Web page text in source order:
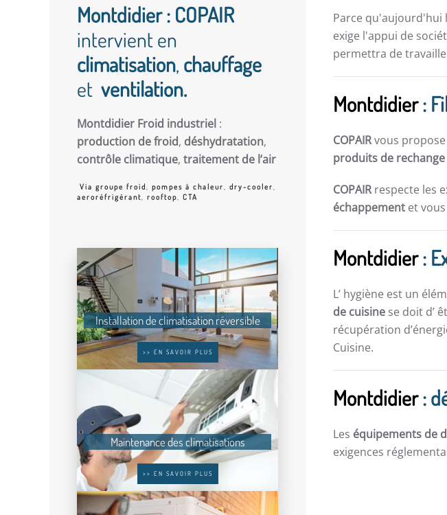
Montdidier : COPAIR
intervient en
climatisation, chauffage
et ventilation.
Montdidier Froid industriel :
production de froid, déshydratation,
contrôle climatique, traitement de l’air
Via groupe froid, pompes à chaleur, dry-cooler,
aeroréfrigérant, rooftop, CTA
Installation de climatisation réversible
>> EN SAVOIR PLUS
Maintenance des climatisations
>> EN SAVOIR PLUS
Parce qu'aujourd'hui
exige l'appui de
permettra de
Montdidier:
COPAIRvous
produits de rechange
COPAIRrespecte les
échappement et
Montdidier:
L’ hygiène est un
de cuisine se doit d’
récupération
Cuisine.
Montdidier:
Les équipements de
exigences